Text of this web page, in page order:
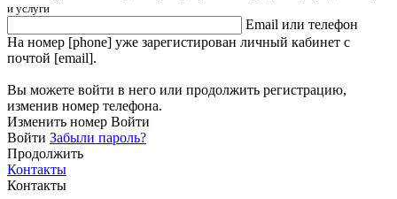
и услуги
Email или телефон
На номер [phone] уже зарегистирован личный кабинет с
почтой [email].
Вы можете войти в него или продолжить регистрацию,
изменив номер телефона.
Изменить номер Войти
Войти Забыли пароль?
Продолжить
Контакты
Контакты